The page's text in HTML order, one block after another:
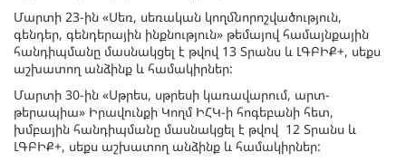
Մարտի 23-ին «Սեռ, սեռական կողմնորոշվածություն,
գենդեր, գենդերային ինքնություն» թեմայով համայնքային
հանդիպմանը մասնակցել է թվով 13 Տրանս և ԼԳԲԻՔ+, սեքս
աշխատող անձինք և համակիրներ:
Մարտի 30-ին «Սթրես, սթրեսի կառավարում, արտ-
թերապիա» Իրավունքի Կողմ ԻՀԿ-ի հոգեբանի հետ,
խմբային հանդիպմանը մասնակցել է թվով 12 Տրանս և
ԼԳԲԻՔ+, սեքս աշխատող անձինք և համակիրներ: